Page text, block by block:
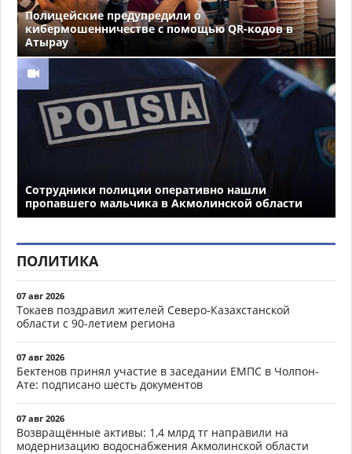
Полицейские предупредили о
кибермошенничестве с помощью QR-кодов в
Атырау
Сотрудники полиции оперативно нашли
пропавшего мальчика в Акмолинской области
ПОЛИТИКА
07 авг 2026
Токаев поздравил жителей Северо-Казахстанской
области с 90-летием региона
07 авг 2026
Бектенов принял участие в заседании ЕМПС в Чолпон-
Ате: подписано шесть документов
07 авг 2026
Возвращённые активы: 1,4 млрд тг направили на
модернизацию водоснабжения Акмолинской области